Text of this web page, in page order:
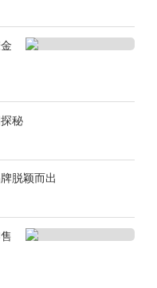
秘
脱颖而出